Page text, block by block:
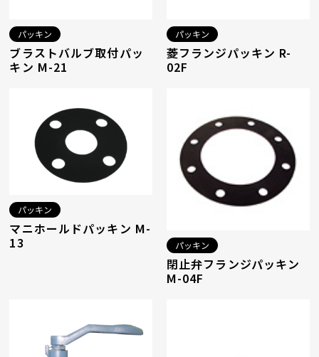
パッキン
ブラストバルブ取付パッ
キン M-21
パッキン
菱フランジパッキン R-
02F
パッキン
マニホールドパッキン M-
13
パッキン
閉止弁フランジパッキン
M-04F